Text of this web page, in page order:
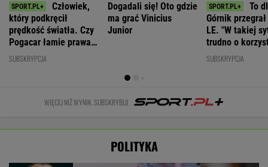
Człowiek,
który podkręcił
prędkość światła. Czy
Pogacar łamie prawa
biologii?
SUBSKRYPCJA
Dogadali się! Oto gdzie
ma grać Vinicius
Junior
To
Górnik
LE. "W takiej
trudno o
rezultat"
SUBSKRYPCJA
WIĘCEJ NIŻ WYNIK. SUBSKRYBUJ
POLITYKA